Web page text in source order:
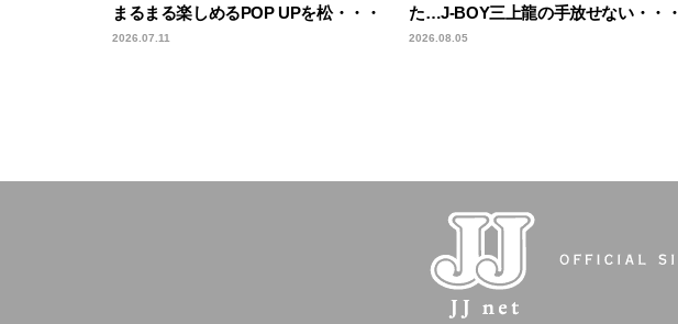
まるまる楽しめるPOP UPを松・・・
2026.07.11
た…J-BOY三上龍の手放せない・・・
2026.08.05